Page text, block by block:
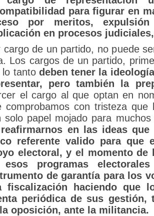
para figurar en
por meritos,
en procesos judiciales,
cargo de un partido, no puede
Los cargos de un partido,
lo tantodeben tener la
pero también la
el cargo al que optan en
comprobamos con tristeza que
solo papel mojado para muchos
en las ideas que
referente valido para que
electoral, y el momento de
esos programas
de garantía para los
fiscalización haciendo que
periódica de sus gestión,
oposición, ante la militancia.